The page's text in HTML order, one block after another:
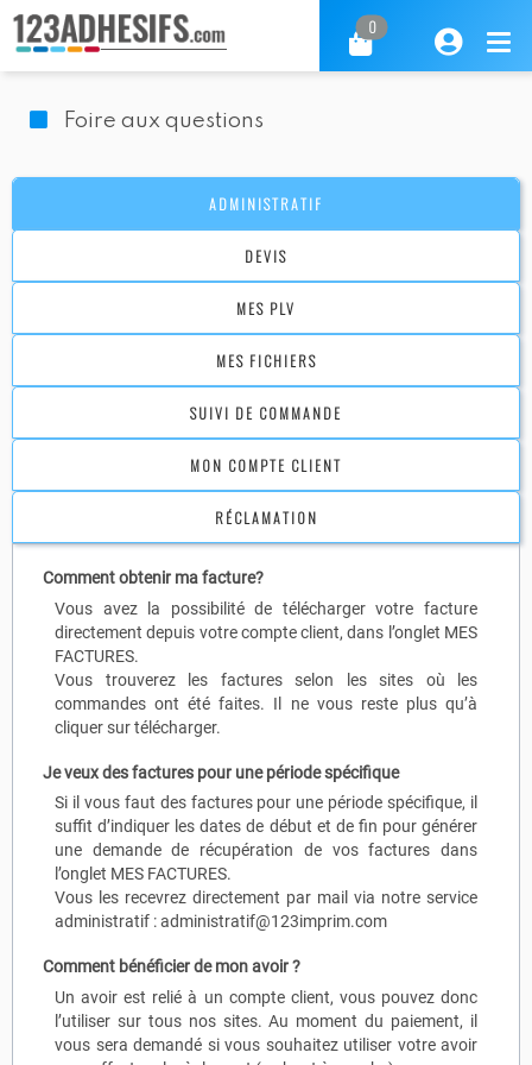
0
Foire aux questions
ADMINISTRATIF
DEVIS
MES PLV
MES FICHIERS
SUIVI DE COMMANDE
MON COMPTE CLIENT
RÉCLAMATION
Comment obtenir ma facture?
Vous avez la possibilité de télécharger votre facture
directement depuis votre compte client, dans l’onglet MES
FACTURES.
Vous trouverez les factures selon les sites où les
commandes ont été faites. Il ne vous reste plus qu’à
cliquer sur télécharger.
Je veux des factures pour une période spécifique
Si il vous faut des factures pour une période spécifique, il
suffit d’indiquer les dates de début et de fin pour générer
une demande de récupération de vos factures dans
l’onglet MES FACTURES.
Vous les recevrez directement par mail via notre service
administratif :administratif@123imprim.com
Comment bénéficier de mon avoir ?
Un avoir est relié à un compte client, vous pouvez donc
l’utiliser sur tous nos sites. Au moment du paiement, il
vous sera demandé si vous souhaitez utiliser votre avoir